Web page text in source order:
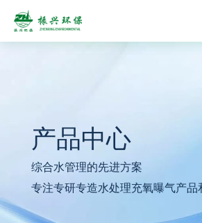
产品中心
综合水管理的先进方案
专注专研专造水处理充氧曝气产品